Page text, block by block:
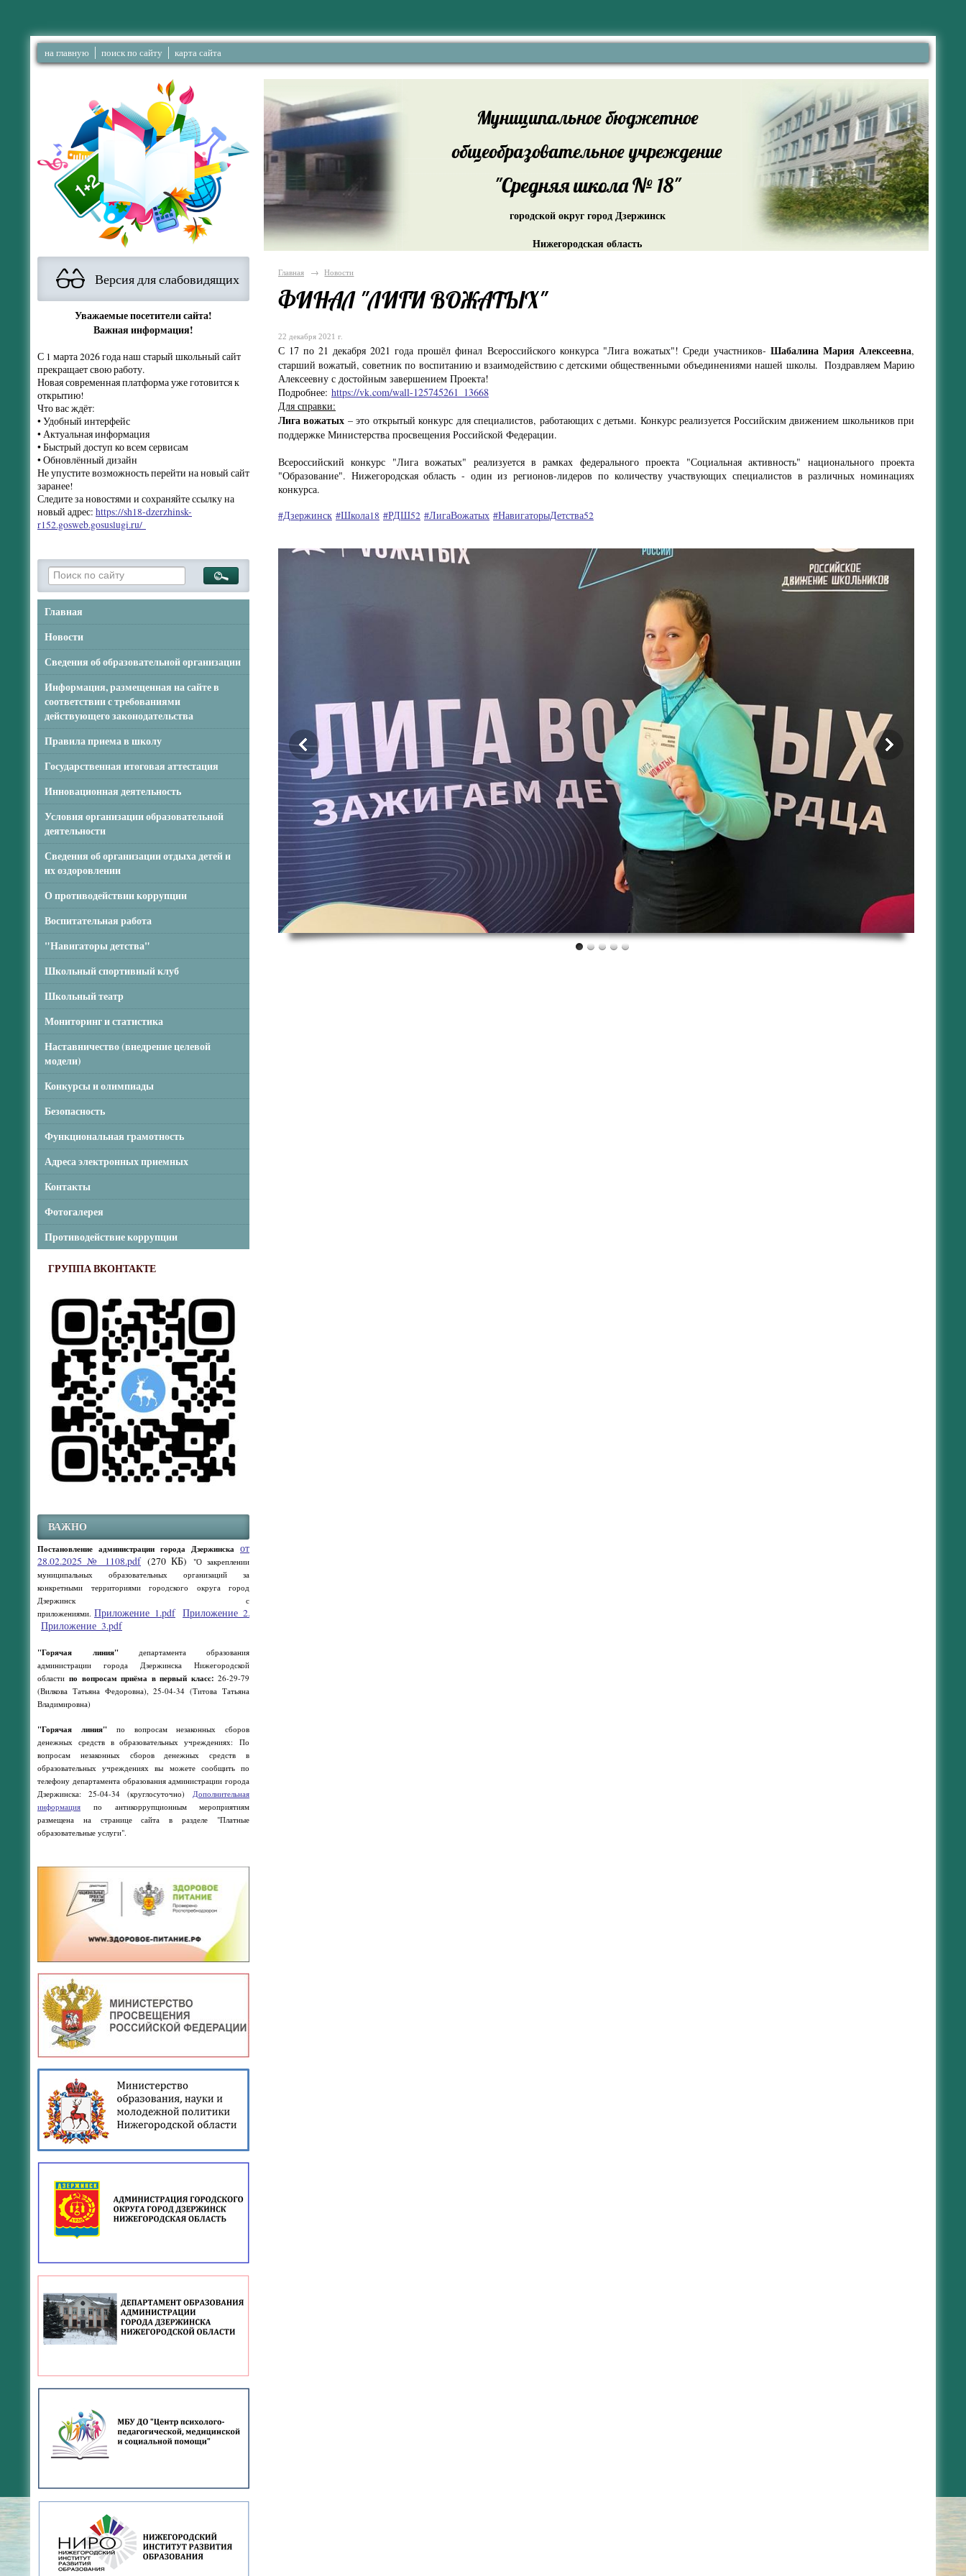
на главную поиск по сайту карта сайта
Версия для слабовидящих
Уважаемые посетители сайта!
Важная информация!
С 1 марта 2026 года наш старый школьный сайт
прекращает свою работу.
Новая современная платформа уже готовится к
открытию!
Что вас ждёт:
• Удобный интерфейс
• Актуальная информация
• Быстрый доступ ко всем сервисам
• Обновлённый дизайн
Не упустите возможность перейти на новый сайт
заранее!
Следите за новостями и сохраняйте ссылку на
новый адрес: https://sh18-dzerzhinsk-
r152.gosweb.gosuslugi.ru/
Главная
Новости
Сведения об образовательной организации
Информация, размещенная на сайте в
соответствии с требованиями
действующего законодательства
Правила приема в школу
Государственная итоговая аттестация
Инновационная деятельность
Условия организации образовательной
деятельности
Сведения об организации отдыха детей и
их оздоровлении
О противодействии коррупции
Воспитательная работа
"Навигаторы детства"
Школьный спортивный клуб
Школьный театр
Мониторинг и статистика
Наставничество (внедрение целевой
модели)
Конкурсы и олимпиады
Безопасность
Функциональная грамотность
Адреса электронных приемных
Контакты
Фотогалерея
Противодействие коррупции
ГРУППА ВКОНТАКТЕ
ВАЖНО
Постановление администрации города Дзержинска от
28.02.2025 № 1108.pdf(270 КБ) "О закреплении
муниципальных образовательных организаций за
конкретными территориями городского округа город
Дзержинск с
приложениями. Приложение_1.pdf Приложение_2.pdf
Приложение_3.pdf
"Горячая линия" департамента образования
администрации города Дзержинска Нижегородской
областипо вопросам приёма в первый класс: 26-29-79
(Вилкова Татьяна Федоровна), 25-04-34 (Титова Татьяна
Владимировна)
"Горячая линия"по вопросам незаконных сборов
денежных средств в образовательных учреждениях: По
вопросам незаконных сборов денежных средств в
образовательных учреждениях вы можете сообщить по
телефону департамента образования администрации города
Дзержинска: 25-04-34 (круглосуточно) Дополнительная
информация по антикоррупционным мероприятиям
размещена на странице сайта в разделе "Платные
образовательные услуги".
Муниципальное бюджетное
общеобразовательное учреждение
"Средняя школа № 18"
городской округ город Дзержинск
Нижегородская область
Главная → Новости
ФИНАЛ "ЛИГИ ВОЖАТЫХ"
22 декабря 2021 г.
С 17 по 21 декабря 2021 года прошёл финал Всероссийского конкурса "Лига вожатых"! Среди участников- Шабалина Мария Алексеевна,
старший вожатый, советник по воспитанию и взаимодействию с детскими общественными объединениями нашей школы. Поздравляем Марию
Алексеевну с достойным завершением Проекта!
Подробнее: https://vk.com/wall-125745261_13668
Для справки:
Лига вожатых – это открытый конкурс для специалистов, работающих с детьми. Конкурс реализуется Российским движением школьников при
поддержке Министерства просвещения Российской Федерации.
Всероссийский конкурс "Лига вожатых" реализуется в рамках федерального проекта "Социальная активность" национального проекта
"Образование". Нижегородская область - один из регионов-лидеров по количеству участвующих специалистов в различных номинациях
конкурса.
#Дзержинск #Школа18 #РДШ52 #ЛигаВожатых #НавигаторыДетства52